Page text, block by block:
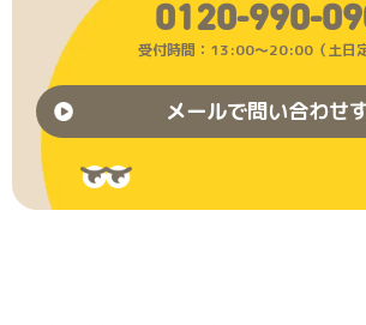
0120-990-
受付時間：13:00〜20:00（土日
メールで問い合わせ